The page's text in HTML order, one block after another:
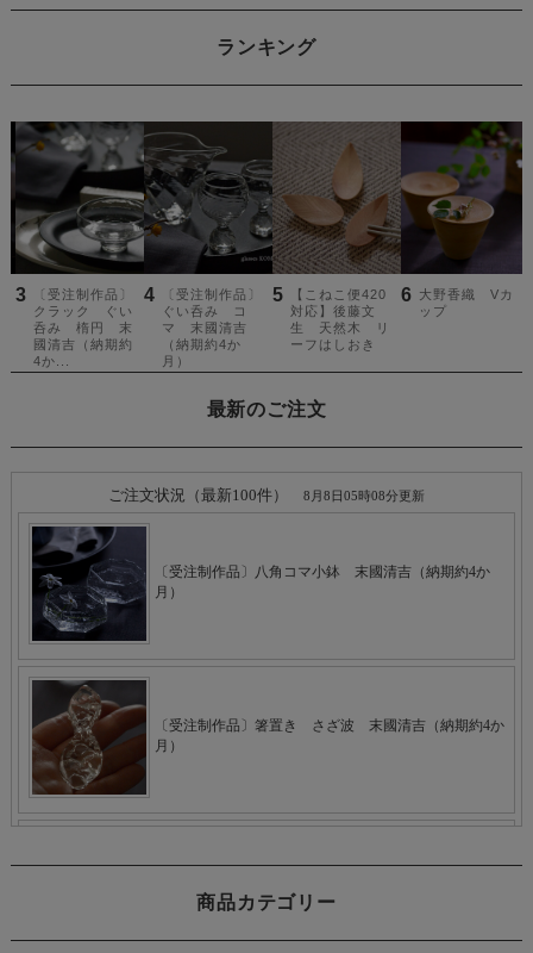
ランキング
最新のご注文
商品カテゴリー